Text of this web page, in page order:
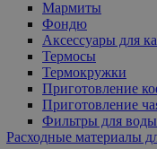
Мармиты
Фондю
Аксессуары для
Термосы
Термокружки
Приготовление
Приготовление
Фильтры для воды
Расходные материалы